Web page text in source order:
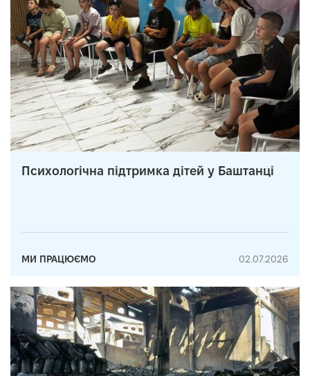
Психологічна підтримка дітей у Баштанці
МИ ПРАЦЮЄМО 02.07.2026